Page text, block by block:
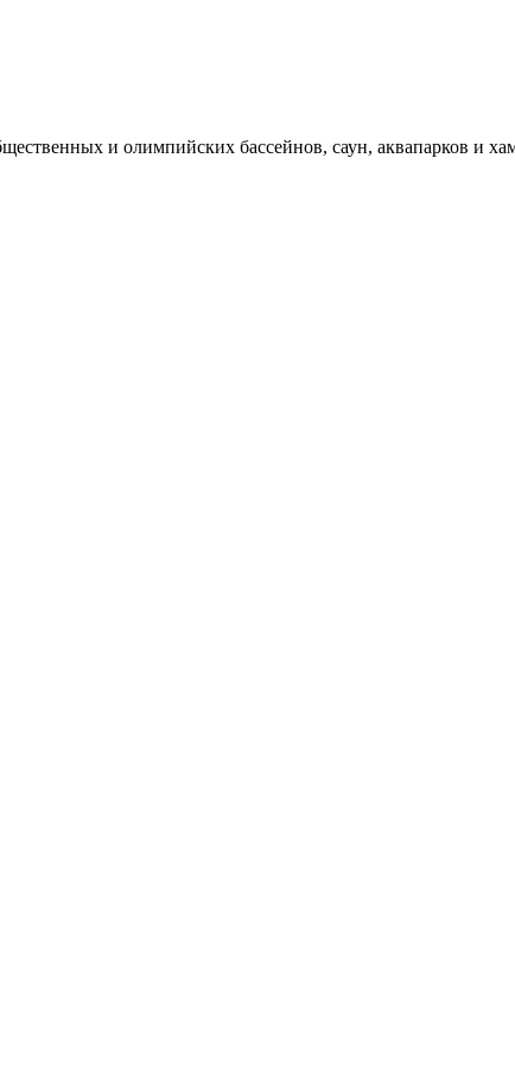
и олимпийских бассейнов, саун, аквапарков и